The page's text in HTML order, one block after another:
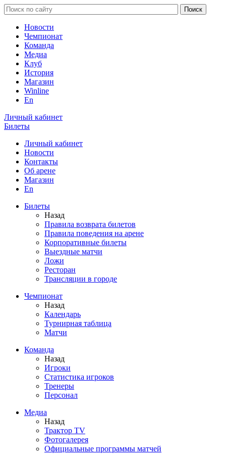
Новости
Чемпионат
Команда
Медиа
Клуб
История
Магазин
Winline
En
Личный кабинет
Билеты
Личный кабинет
Новости
Контакты
Об арене
Магазин
En
Билеты
Назад
Правила возврата билетов
Правила поведения на арене
Корпоративные билеты
Выездные матчи
Ложи
Ресторан
Трансляции в городе
Чемпионат
Назад
Календарь
Турнирная таблица
Матчи
Команда
Назад
Игроки
Статистика игроков
Тренеры
Персонал
Медиа
Назад
Трактор TV
Фотогалерея
Официальные программы матчей